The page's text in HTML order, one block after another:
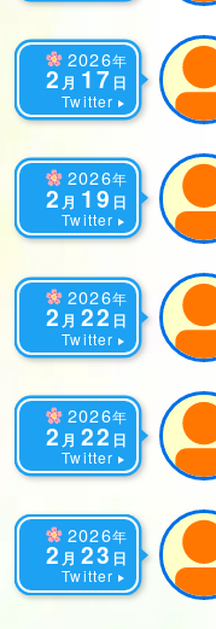
2026年
2 月 17 日
Twitter
2026年
2 月 19 日
Twitter
2026年
2 月 22 日
Twitter
2026年
2月 22 日
Twitter
2026年
2 月 23 日
Twitter